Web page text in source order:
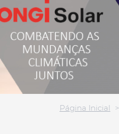
Página Inicial